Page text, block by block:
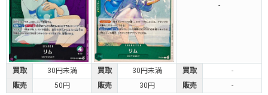
-
買取 30円未満 買取 30円未満 買取
-
販売
50円 販売 30円 販売 -